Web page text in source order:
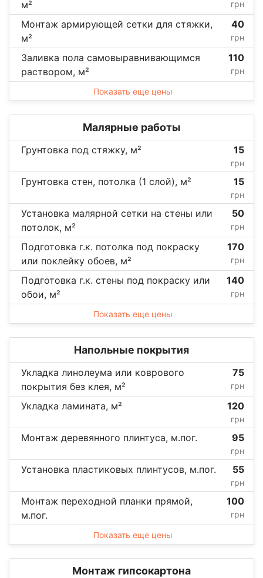
м²
грн
Монтаж армирующей сетки для стяжки,
м²
40
грн
Заливка пола самовыравнивающимся
раствором, м²
110
грн
Показать еще цены
Малярные работы
Грунтовка под стяжку, м² 15
грн
Грунтовка стен, потолка (1 слой), м² 15
грн
Установка малярной сетки на стены или
потолок, м²
50
грн
Подготовка г.к. потолка под покраску
или поклейку обоев, м²
170
грн
Подготовка г.к. стены под покраску или
обои, м²
140
грн
Показать еще цены
Напольные покрытия
Укладка линолеума или коврового
покрытия без клея, м²
75
грн
Укладка ламината, м² 120
грн
Монтаж деревянного плинтуса, м.пог. 95
грн
Установка пластиковых плинтусов, м.пог. 55
грн
Монтаж переходной планки прямой,
м.пог.
100
грн
Показать еще цены
Монтаж гипсокартона